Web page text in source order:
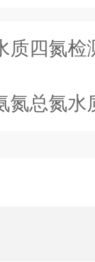
质四氮检
氮总氮水